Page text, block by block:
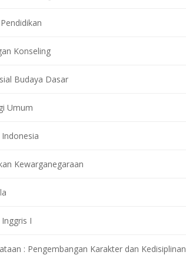
Konseling
Budaya Dasar
Umum
Kewarganegaraan
I
: Pengembangan Karakter dan Kedisiplinan